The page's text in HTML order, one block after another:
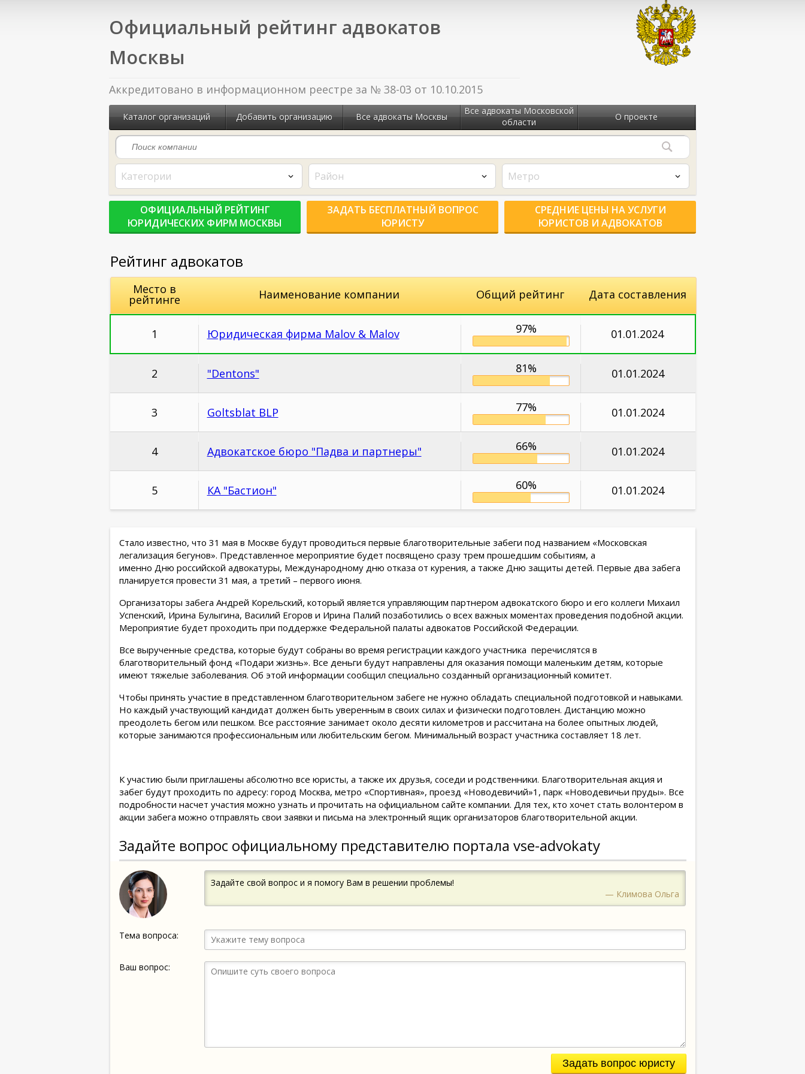
Официальный рейтинг адвокатов
Москвы
Аккредитовано в информационном реестре за № 38-03 от 10.10.2015
Каталог организаций Добавить организацию Все адвокаты Москвы
Все адвокаты Московской
области
О проекте
Категории Район Метро
ОФИЦИАЛЬНЫЙ РЕЙТИНГ
ЮРИДИЧЕСКИХ ФИРМ МОСКВЫ
ЗАДАТЬ БЕСПЛАТНЫЙ ВОПРОС
ЮРИСТУ
СРЕДНИЕ ЦЕНЫ НА УСЛУГИ
ЮРИСТОВ И АДВОКАТОВ
Рейтинг адвокатов
Место в
рейтинге Наименование компании Общий рейтинг Дата составления
1 Юридическая фирма Malov & Malov 97% 01.01.2024
2 "Dentons" 81% 01.01.2024
3 Goltsblat BLP 77% 01.01.2024
4 Адвокатское бюро "Падва и партнеры" 66% 01.01.2024
5 КА "Бастион" 60% 01.01.2024
Стало известно, что 31 мая в Москве будут проводиться первые благотворительные забеги под названием «Московская
легализация бегунов». Представленное мероприятие будет посвящено сразу трем прошедшим событиям, а
именно Дню российской адвокатуры, Международному дню отказа от курения, а также Дню защиты детей. Первые два забега
планируется провести 31 мая, а третий – первого июня.
Организаторы забега Андрей Корельский, который является управляющим партнером адвокатского бюро и его коллеги Михаил
Успенский, Ирина Булыгина, Василий Егоров и Ирина Палий позаботились о всех важных моментах проведения подобной акции.
Мероприятие будет проходить при поддержке Федеральной палаты адвокатов Российской Федерации.
Все вырученные средства, которые будут собраны во время регистрации каждого участника перечислятся в
благотворительный фонд «Подари жизнь». Все деньги будут направлены для оказания помощи маленьким детям, которые
имеют тяжелые заболевания. Об этой информации сообщил специально созданный организационный комитет.
Чтобы принять участие в представленном благотворительном забеге не нужно обладать специальной подготовкой и навыками.
Но каждый участвующий кандидат должен быть уверенным в своих силах и физически подготовлен. Дистанцию можно
преодолеть бегом или пешком. Все расстояние занимает около десяти километров и рассчитана на более опытных людей,
которые занимаются профессиональным или любительским бегом. Минимальный возраст участника составляет 18 лет.
К участию были приглашены абсолютно все юристы, а также их друзья, соседи и родственники. Благотворительная акция и
забег будут проходить по адресу: город Москва, метро «Спортивная», проезд «Новодевичий»1, парк «Новодевичьи пруды». Все
подробности насчет участия можно узнать и прочитать на официальном сайте компании. Для тех, кто хочет стать волонтером в
акции забега можно отправлять свои заявки и письма на электронный ящик организаторов благотворительной акции.
Задайте вопрос официальному представителю портала vse-advokaty
Задайте свой вопрос и я помогу Вам в решении проблемы!
— Климова Ольга
Тема вопроса:
Ваш вопрос:
Задать вопрос юристу